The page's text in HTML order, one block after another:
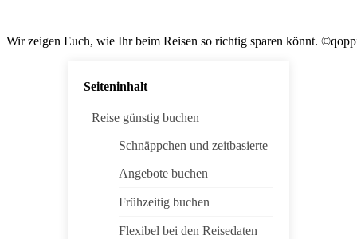
Wir zeigen Euch, wie Ihr beim Reisen so richtig sparen könnt.
Seiteninhalt
Reise günstig buchen
Schnäppchen und zeitbasierte
Angebote buchen
Frühzeitig buchen
Flexibel bei den Reisedaten